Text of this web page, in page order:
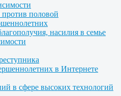
половой
насилия в семье
в Интернете
в сфере высоких технологий